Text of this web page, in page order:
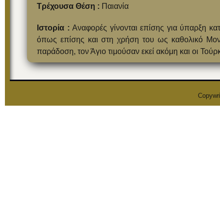
Τρέχουσα Θέση : Παιανία
Ιστορία :Αναφορές γίνονται επίσης για ύπαρξη
όπως επίσης και στη χρήση του ως καθολικό
παράδοση, τον Άγιο τιμούσαν εκεί ακόμη και οι